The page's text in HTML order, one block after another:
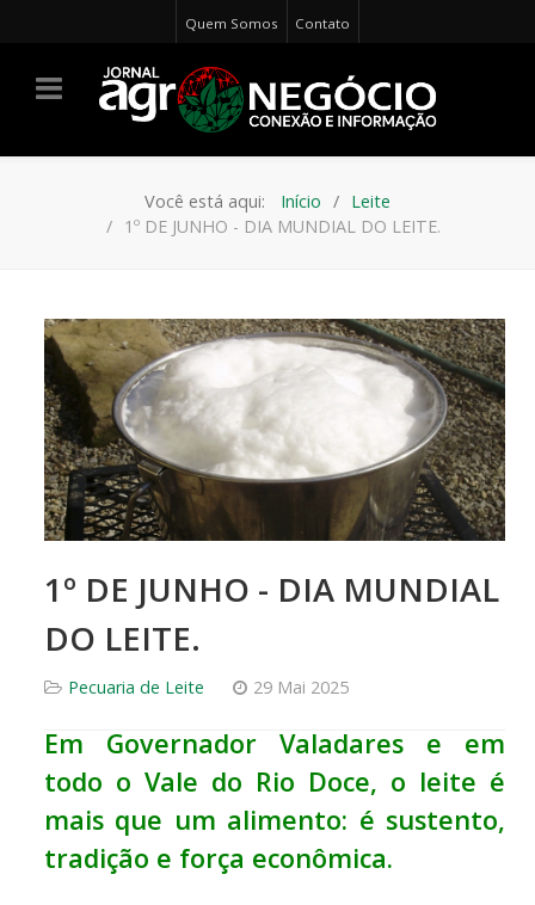
Quem Somos Contato
Você está aqui: Início
Leite
1º DE JUNHO - DIA MUNDIAL DO LEITE.
1º DE JUNHO - DIA MUNDIAL
DO LEITE.
Pecuaria de Leite 29 Mai 2025
Em Governador Valadares e em
todo o Vale do Rio Doce, o leite é
mais que um alimento: é sustento,
tradição e força econômica.